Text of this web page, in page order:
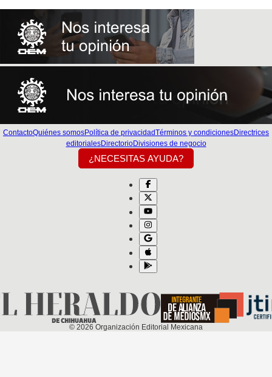
ContactoQuiénes somosPolítica de privacidadTérminos y condicionesDirectrices
editorialesDirectorioDivisiones de negocio
¿NECESITAS AYUDA?
© 2026 Organización Editorial Mexicana